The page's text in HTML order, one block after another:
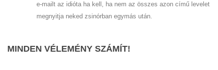
e-mailt az idióta ha kell, ha nem az összes azon című levelet
megnyitja neked zsinórban egymás után.
MINDEN VÉLEMÉNY SZÁMÍT!